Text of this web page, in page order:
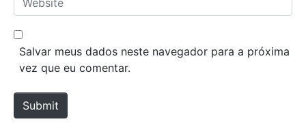
*
e
b
e
Salvar meus dados neste navegador para a próxima
vez que eu comentar.
Submit